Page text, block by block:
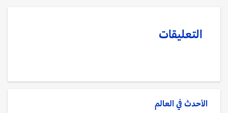
التعليقات
الأحدث في العالم